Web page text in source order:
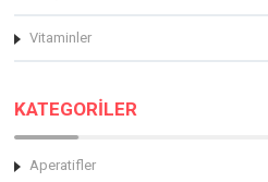
Vitaminler
KATEGORİLER
Aperatifler